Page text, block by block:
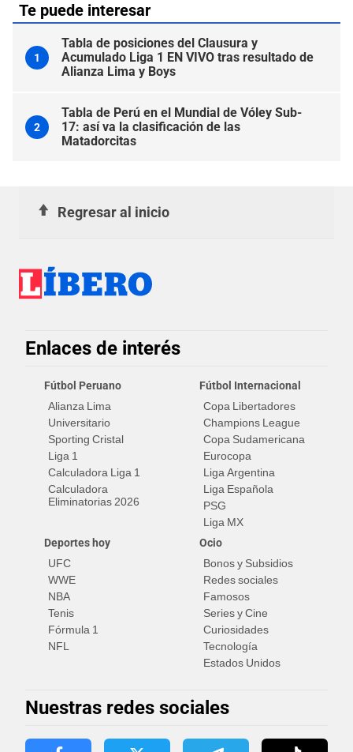
Te puede interesar
1
Tabla de posiciones del Clausura y
Acumulado Liga 1 EN VIVO tras resultado de
Alianza Lima y Boys
2
Tabla de Perú en el Mundial de Vóley Sub-
17: así va la clasificación de las
Matadorcitas
Regresar al inicio
Enlaces de interés
Fútbol Peruano
Alianza Lima
Universitario
Sporting Cristal
Liga 1
Calculadora Liga 1
Calculadora
Eliminatorias 2026
Fútbol Internacional
Copa Libertadores
Champions League
Copa Sudamericana
Eurocopa
Liga Argentina
Liga Española
PSG
Liga MX
Deportes hoy
UFC
WWE
NBA
Tenis
Fórmula 1
NFL
Ocio
Bonos y Subsidios
Redes sociales
Famosos
Series y Cine
Curiosidades
Tecnología
Estados Unidos
Nuestras redes sociales